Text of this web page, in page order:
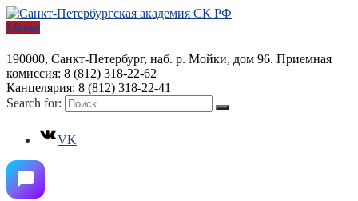
Меню
190000, Санкт-Петербург, наб. р. Мойки, дом 96. Приемная
комиссия: 8 (812) 318-22-62
Канцелярия: 8 (812) 318-22-41
Search for:
VK